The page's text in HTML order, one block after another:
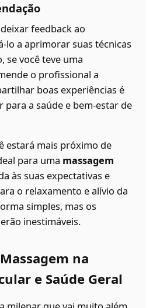
feedback ao
lo a aprimorar suas técnicas
se você teve uma
o profissional a
boas experiências é
a saúde e bem-estar de
estará mais próximo de
para uma massagem
às suas expectativas e
o relaxamento e alívio da
simples, mas os
inestimáveis.
na
e Saúde Geral